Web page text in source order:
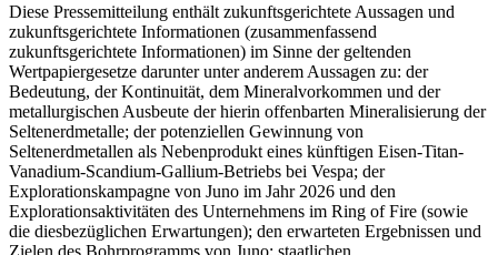
Diese Pressemitteilung enthält zukunftsgerichtete Aussagen und
zukunftsgerichtete Informationen (zusammenfassend
zukunftsgerichtete Informationen) im Sinne der geltenden
Wertpapiergesetze darunter unter anderem Aussagen zu: der
Bedeutung, der Kontinuität, dem Mineralvorkommen und der
metallurgischen Ausbeute der hierin offenbarten Mineralisierung der
Seltenerdmetalle; der potenziellen Gewinnung von
Seltenerdmetallen als Nebenprodukt eines künftigen Eisen-Titan-
Vanadium-Scandium-Gallium-Betriebs bei Vespa; der
Explorationskampagne von Juno im Jahr 2026 und den
Explorationsaktivitäten des Unternehmens im Ring of Fire (sowie
die diesbezüglichen Erwartungen); den erwarteten Ergebnissen und
Zielen des Bohrprogramms von Juno; staatlichen